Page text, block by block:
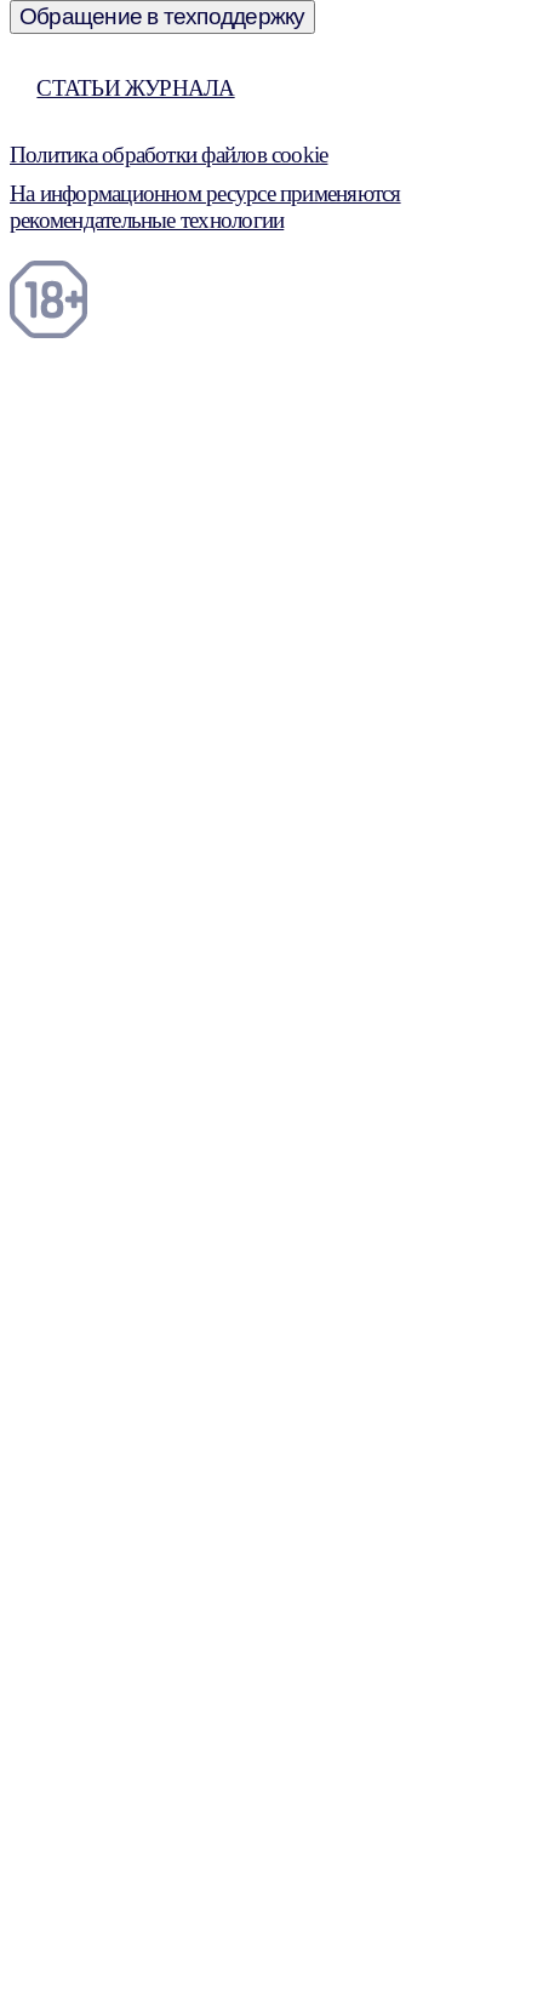
Обращение в техподдержку
СТАТЬИ ЖУРНАЛА
Политика обработки файлов cookie
На информационном ресурсе применяются
рекомендательные технологии